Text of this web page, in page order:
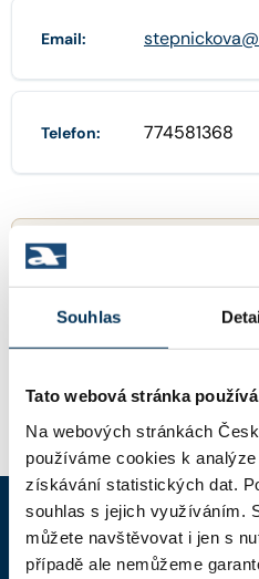
Souhlas
Tato webová stránka
Na webových stránkách
používáme cookies k
získávání statistických dat.
souhlas s jejich využíváním.
můžete navštěvovat i jen s
případě ale nemůžeme
Email:
Telefon: 774581368
Společník: Mgr. ANDREA
Stav: Aktivní
ČAK